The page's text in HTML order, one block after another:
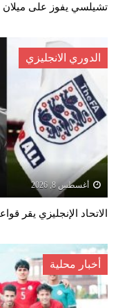
تشيلسي يفوز على ميلان
الدوري الانجليزي
أغسطس 8, 2026
الاتحاد الإنجليزي يقر
أخبار محلية